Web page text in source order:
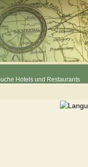
Hotels und Restaurants